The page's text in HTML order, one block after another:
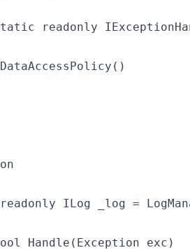
readonly
readonly ILog _log =